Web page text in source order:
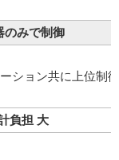
のみで制御
ション共に上位制
負担 大